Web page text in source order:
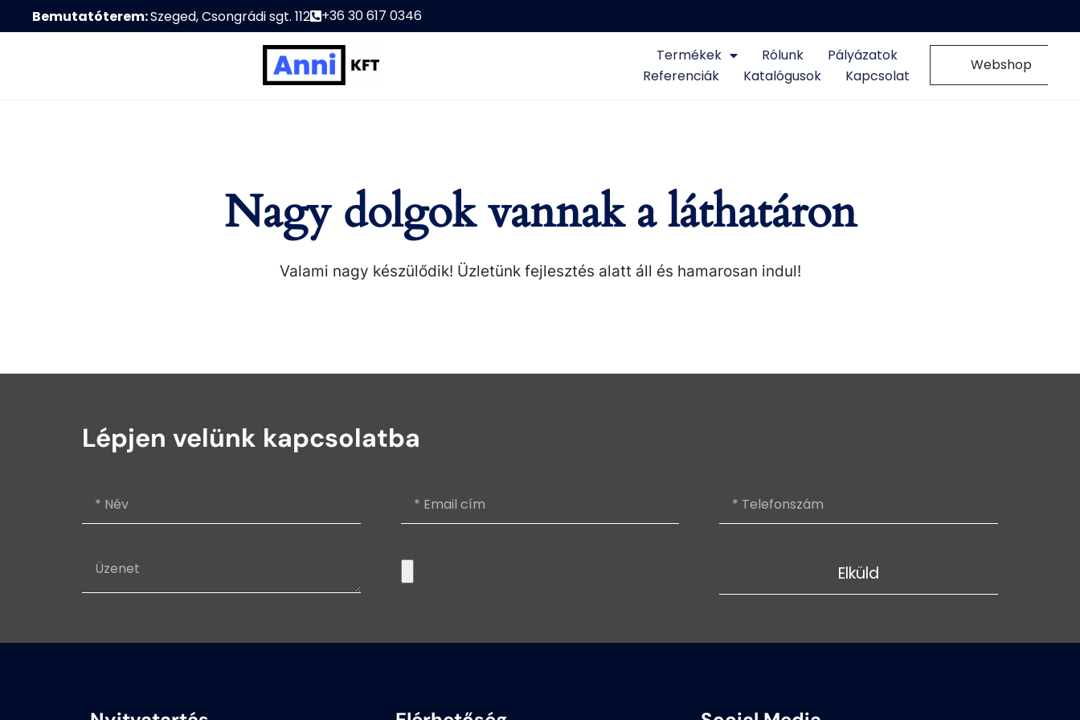
Bemutatóterem:Szeged, Csongrádi sgt. 112 +36 30 617 0346
Termékek Rólunk
Pályázatok
Referenciák
Katalógusok Kapcsolat
Webshop
Nagy dolgok vannak a láthatáron
Valami nagy készülődik! Üzletünk fejlesztés alatt áll és hamarosan indul!
Lépjen velünk kapcsolatba
Elküld